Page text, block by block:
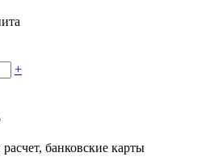
+
банковские карты